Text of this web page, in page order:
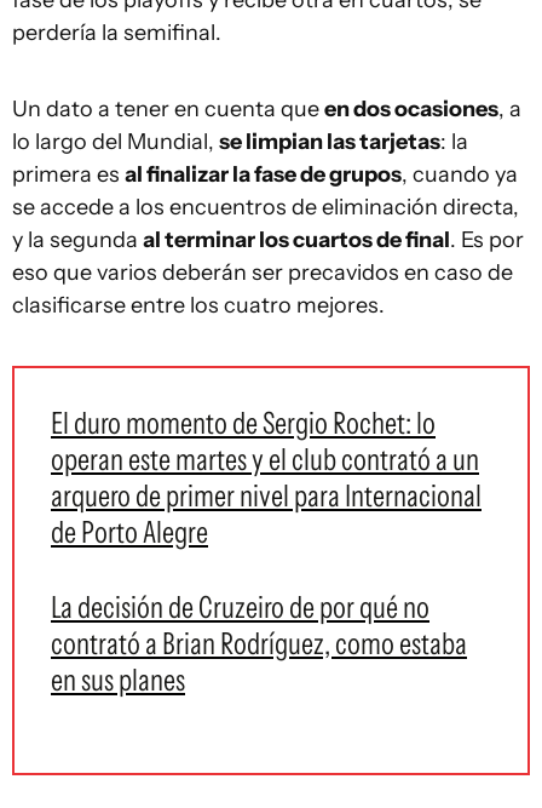
perdería la semifinal.
Un dato a tener en cuenta queen dos ocasiones, a
lo largo del Mundial, se limpian las tarjetas: la
primera es al finalizar la fase de grupos, cuando ya
se accede a los encuentros de eliminación directa,
y la segunda al terminar los cuartos de final. Es por
eso que varios deberán ser precavidos en caso de
clasificarse entre los cuatro mejores.
El duro momento de Sergio Rochet: lo
operan este martes y el club contrató a un
arquero de primer nivel para Internacional
de Porto Alegre
La decisión de Cruzeiro de por qué no
contrató a Brian Rodríguez, como estaba
en sus planes